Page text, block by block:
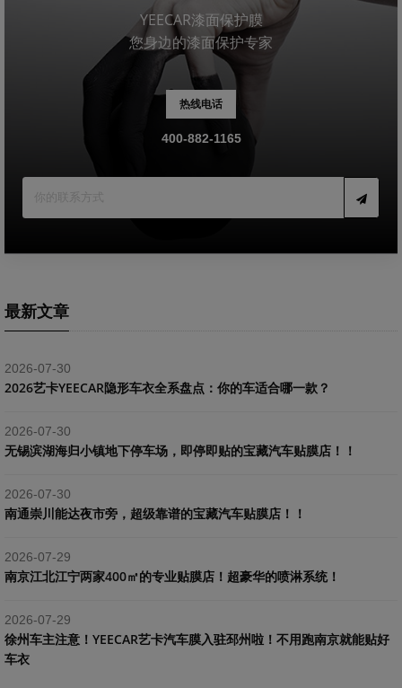
YEECAR漆面保护膜
您身边的漆面保护专家
热线电话
400-882-1165
最新文章
2026-07-30
2026艺卡YEECAR隐形车衣全系盘点：你的车适合哪一款？
2026-07-30
​无锡滨湖海归小镇地下停车场，即停即贴的宝藏汽车贴膜店！！
2026-07-30
南通崇川能达夜市旁，超级靠谱的宝藏汽车贴膜店！！
2026-07-29
南京江北江宁两家400㎡的专业贴膜店！超豪华的喷淋系统！
2026-07-29
​徐州车主注意！YEECAR艺卡汽车膜入驻邳州啦！不用跑南京就能贴好
车衣